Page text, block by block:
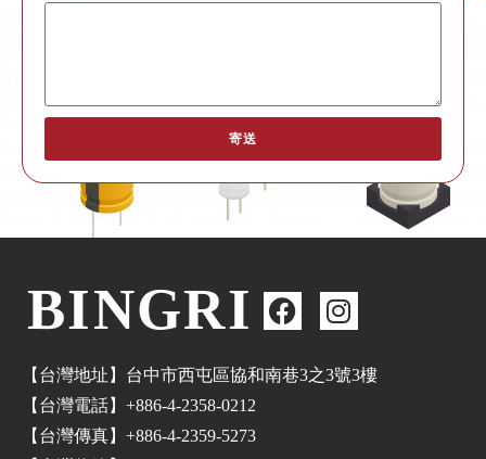
寄送
BINGRI
【台灣地址】台中市西屯區協和南巷3之3號3樓
【台灣電話】+886-4-2358-0212
【台灣傳真】+886-4-2359-5273